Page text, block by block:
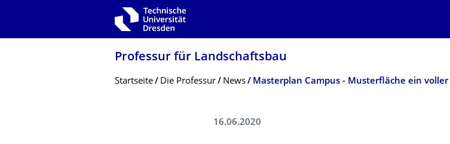
Zur Hauptnavigation springen
Professur für Landschaftsbau
Breadcrumb-Menü
Startseite Die Professur News Masterplan Campus - Musterfläche ein voller
16.06.2020